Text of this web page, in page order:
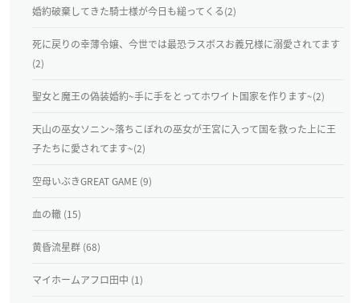
婚約破棄してきた騎士様が今日も縋ってくる(2)
死に戻りの幸薄令嬢、今世では最恐ラスボスお義兄様に溺愛されてます
(2)
聖女と魔王の偽装婚約~手に手をとってホワイト国家を作ります~(2)
天山の巫女ソニン~落ちこぼれの巫女が王宮に入って国を救った上に王
子たちに愛されてます~(2)
空母いぶきGREAT GAME (9)
血の轍 (15)
黄昏流星群 (68)
マイホームアフロ田中 (1)